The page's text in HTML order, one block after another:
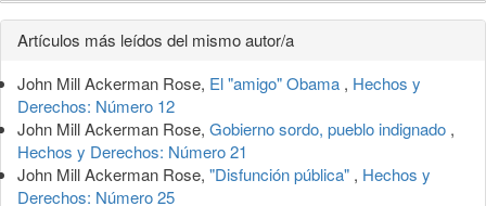
Detalles
del
artículo
Artículos más leídos del mismo autor/a
John Mill Ackerman Rose, El "amigo" Obama , Hechos y
Derechos: Número 12
John Mill Ackerman Rose, Gobierno sordo, pueblo indignado ,
Hechos y Derechos: Número 21
John Mill Ackerman Rose, "Disfunción pública" , Hechos y
Derechos: Número 25